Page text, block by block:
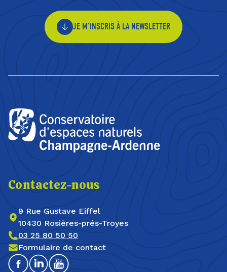
JE M’INSCRIS À LA NEWSLETTER
Contactez-nous
9 Rue Gustave Eiffel
10430 Rosières-prés-Troyes
03 25 80 50 50
Formulaire de contact